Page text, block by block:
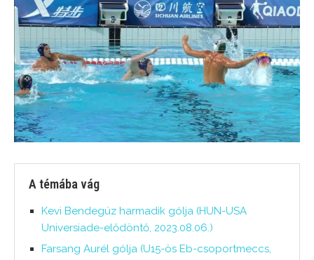
A témába vág
Kevi Bendegúz harmadik gólja (HUN-USA
Universiade-elődöntő, 2023.08.06.)
Farsang Aurél gólja (U15-ös Eb-csoportmeccs,